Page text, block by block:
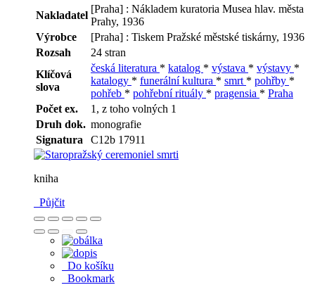
Nakladatel
[Praha] : Nákladem kuratoria Musea hlav. města
Prahy, 1936
Výrobce
[Praha] : Tiskem Pražské městské tiskárny, 1936
Rozsah
24 stran
Klíčová
slova
česká literatura * katalog * výstava * výstavy *
katalogy * funerální kultura * smrt * pohřby *
pohřeb * pohřební rituály * pragensia * Praha
Počet ex.
1, z toho volných 1
Druh dok. monografie
Signatura
C12b 17911
kniha
Půjčit
Do košíku
Bookmark